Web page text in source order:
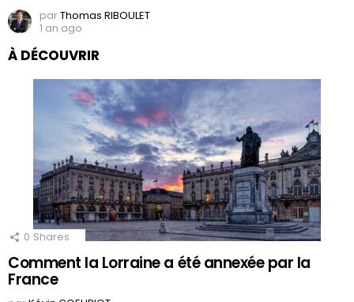
parThomas RIBOULET
1 an ago
À DÉCOUVRIR
0 Shares
Comment la Lorraine a été annexée par la
France